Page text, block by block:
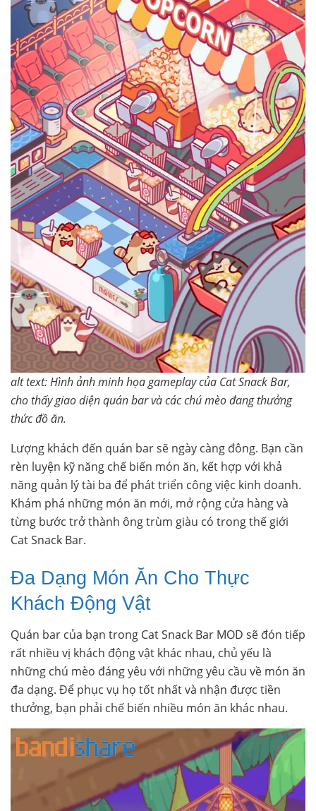
alt text: Hình ảnh minh họa gameplay của Cat Snack Bar,
cho thấy giao diện quán bar và các chú mèo đang thưởng
thức đồ ăn.
Lượng khách đến quán bar sẽ ngày càng đông. Bạn cần
rèn luyện kỹ năng chế biến món ăn, kết hợp với khả
năng quản lý tài ba để phát triển công việc kinh doanh.
Khám phá những món ăn mới, mở rộng cửa hàng và
từng bước trở thành ông trùm giàu có trong thế giới
Cat Snack Bar.
Đa Dạng Món Ăn Cho Thực
Khách Động Vật
Quán bar của bạn trong Cat Snack Bar MOD sẽ đón tiếp
rất nhiều vị khách động vật khác nhau, chủ yếu là
những chú mèo đáng yêu với những yêu cầu về món ăn
đa dạng. Để phục vụ họ tốt nhất và nhận được tiền
thưởng, bạn phải chế biến nhiều món ăn khác nhau.